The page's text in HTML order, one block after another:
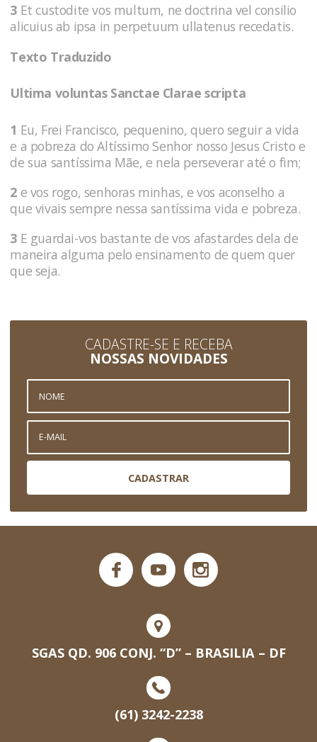
3 Et custodite vos multum, ne doctrina vel consilio
alicuius ab ipsa in perpetuum ullatenus recedatis.
Texto Traduzido
Ultima voluntas Sanctae Clarae scripta
1 Eu, Frei Francisco, pequenino, quero seguir a vida
e a pobreza do Altíssimo Senhor nosso Jesus Cristo e
de sua santíssima Mãe, e nela perseverar até o fim;
2 e vos rogo, senhoras minhas, e vos aconselho a
que vivais sempre nessa santíssima vida e pobreza.
3 E guardai-vos bastante de vos afastardes dela de
maneira alguma pelo ensinamento de quem quer
que seja.
CADASTRE-SE E RECEBA
NOSSAS NOVIDADES
CADASTRAR
SGAS QD. 906 CONJ. “D” – BRASILIA – DF
(61) 3242-2238